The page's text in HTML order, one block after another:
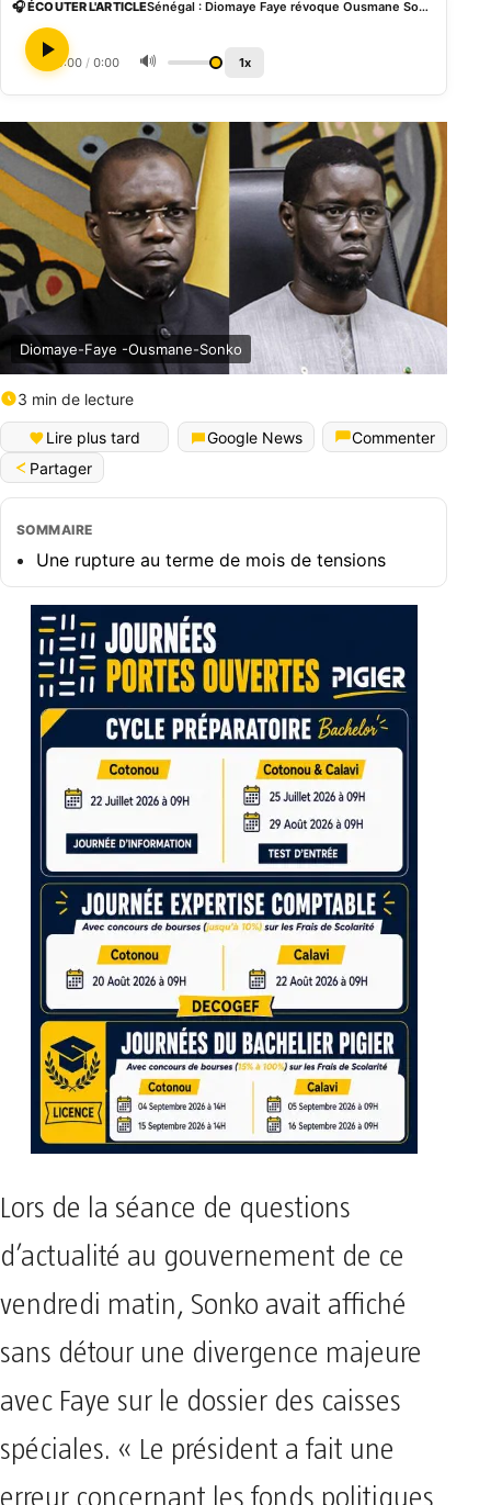
🎧 ÉCOUTER L'ARTICLE Sénégal : Diomaye Faye révoque Ousmane Sonko et l’ensemble du gouvernement
0:00 / 0:00 🔊 1x
Diomaye-Faye -Ousmane-Sonko
3 min de lecture
Lire plus tard Google News
Commenter
Partager
SOMMAIRE
Une rupture au terme de mois de tensions
Lors de la séance de questions
d’actualité au gouvernement de ce
vendredi matin, Sonko avait affiché
sans détour une divergence majeure
avec Faye sur le dossier des caisses
spéciales. « Le président a fait une
erreur concernant les fonds politiques